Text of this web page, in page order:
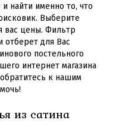
найти именно то, что
Выберите
вас цены. Фильтр
отберет для Вас
постельного
интернет магазина
к нашим
из сатина